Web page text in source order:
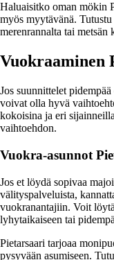
Haluaisitko oman mökin
myös myytävänä.
merenrannalta tai metsän
Vuokraaminen
Jos suunnittelet
voivat olla hyvä
kokoisina ja eri
vaihtoehdon.
Vuokra-asunnot
Jos et löydä sopivaa
välityspalveluista,
vuokranantajiin. Voit
lyhytaikaiseen tai
Pietarsaari tarjoaa
pysyvään asumiseen.